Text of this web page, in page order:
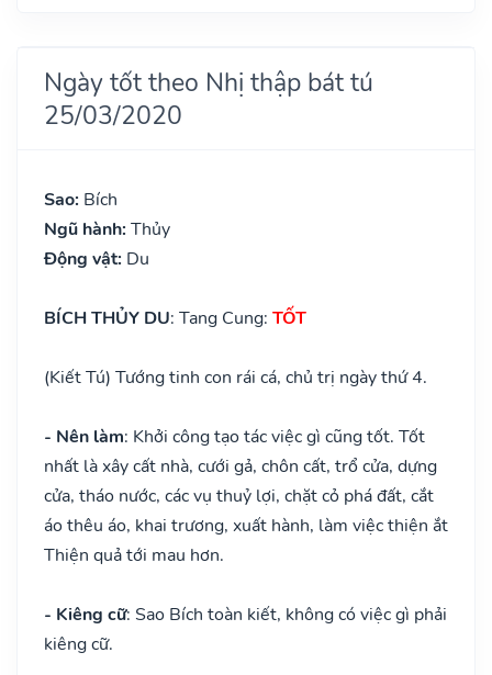
Ngày tốt theo Nhị thập bát tú
25/03/2020
Sao: Bích
Ngũ hành: Thủy
Động vật: Du
BÍCH THỦY DU: Tang Cung: TỐT
(Kiết Tú) Tướng tinh con rái cá, chủ trị ngày thứ 4.
- Nên làm: Khởi công tạo tác việc gì cũng tốt. Tốt
nhất là xây cất nhà, cưới gả, chôn cất, trổ cửa, dựng
cửa, tháo nước, các vụ thuỷ lợi, chặt cỏ phá đất, cắt
áo thêu áo, khai trương, xuất hành, làm việc thiện ắt
Thiện quả tới mau hơn.
- Kiêng cữ: Sao Bích toàn kiết, không có việc gì phải
kiêng cữ.